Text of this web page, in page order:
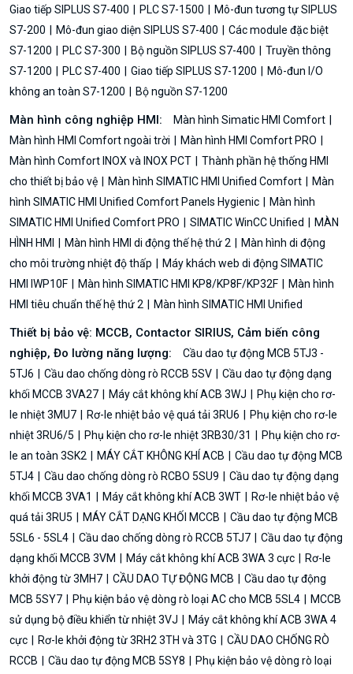
Giao tiếp SIPLUS S7-400
PLC S7-1500
Mô-đun tương tự SIPLUS
S7-200
Mô-đun giao diện SIPLUS S7-400
Các module đặc biệt
S7-1200
PLC S7-300 Bộ nguồn SIPLUS S7-400
Truyền thông
S7-1200
PLC S7-400 Giao tiếp SIPLUS S7-1200
Mô-đun I/O
không an toàn S7-1200
Bộ nguồn S7-1200
Màn hình công nghiệp HMI:
Màn hình Simatic HMI Comfort
Màn hình HMI Comfort ngoài trời
Màn hình HMI Comfort PRO
Màn hình Comfort INOX và INOX PCT
Thành phần hệ thống HMI
cho thiết bị bảo vệ
Màn hình SIMATIC HMI Unified Comfort
Màn
hình SIMATIC HMI Unified Comfort Panels Hygienic
Màn hình
SIMATIC HMI Unified Comfort PRO
SIMATIC WinCC Unified
MÀN
HÌNH HMI
Màn hình HMI di động thế hệ thứ 2
Màn hình di động
cho môi trường nhiệt độ thấp
Máy khách web di động SIMATIC
HMI IWP10F
Màn hình SIMATIC HMI KP8/KP8F/KP32F
Màn hình
HMI tiêu chuẩn thế hệ thứ 2
Màn hình SIMATIC HMI Unified
Thiết bị bảo vệ: MCCB, Contactor SIRIUS, Cảm biến công
nghiệp, Đo lường năng lượng:
Cầu dao tự động MCB 5TJ3 -
5TJ6
Cầu dao chống dòng rò RCCB 5SV
Cầu dao tự động dạng
khối MCCB 3VA27
Máy cắt không khí ACB 3WJ
Phụ kiện cho rơ-
le nhiệt 3MU7
Rơ-le nhiệt bảo vệ quá tải 3RU6
Phụ kiện cho rơ-le
nhiệt 3RU6/5
Phụ kiện cho rơ-le nhiệt 3RB30/31
Phụ kiện cho rơ-
le an toàn 3SK2
MÁY CẮT KHÔNG KHÍ ACB
Cầu dao tự động MCB
5TJ4
Cầu dao chống dòng rò RCBO 5SU9
Cầu dao tự động dạng
khối MCCB 3VA1
Máy cắt không khí ACB 3WT
Rơ-le nhiệt bảo vệ
quá tải 3RU5
MÁY CẮT DẠNG KHỐI MCCB
Cầu dao tự động MCB
5SL6 - 5SL4
Cầu dao chống dòng rò RCCB 5TJ7
Cầu dao tự động
dạng khối MCCB 3VM
Máy cắt không khí ACB 3WA 3 cực
Rơ-le
khởi động từ 3MH7
CẦU DAO TỰ ĐỘNG MCB
Cầu dao tự động
MCB 5SY7
Phụ kiện bảo vệ dòng rò loại AC cho MCB 5SL4
MCCB
sử dụng bộ điều khiển từ nhiệt 3VJ
Máy cắt không khí ACB 3WA 4
cực
Rơ-le khởi động từ 3RH2 3TH và 3TG
CẦU DAO CHỐNG RÒ
RCCB
Cầu dao tự động MCB 5SY8
Phụ kiện bảo vệ dòng rò loại